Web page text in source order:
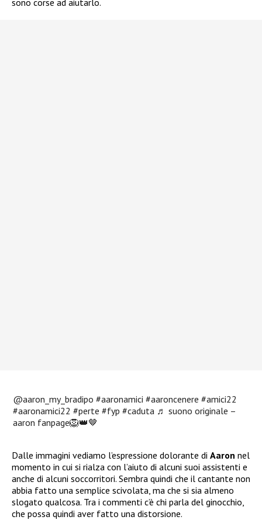
@aaron_my_bradipo #aaronamici #aaroncenere #amici22
#aaronamici22 #perte #fyp #caduta ♬ suono originale –
aaron fanpage🦁👑🤎
Dalle immagini vediamo l’espressione dolorante di Aaron nel
momento in cui si rialza con l’aiuto di alcuni suoi assistenti e
anche di alcuni soccorritori. Sembra quindi che il cantante non
abbia fatto una semplice scivolata, ma che si sia almeno
slogato qualcosa. Tra i commenti c’è chi parla del ginocchio,
che possa quindi aver fatto una distorsione.